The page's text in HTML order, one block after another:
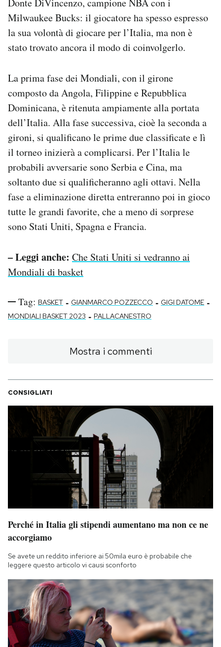
Donte DiVincenzo, campione NBA con i
Milwaukee Bucks: il giocatore ha spesso espresso
la sua volontà di giocare per l’Italia, ma non è
stato trovato ancora il modo di coinvolgerlo.
La prima fase dei Mondiali, con il girone
composto da Angola, Filippine e Repubblica
Dominicana, è ritenuta ampiamente alla portata
dell’Italia. Alla fase successiva, cioè la seconda a
gironi, si qualificano le prime due classificate e lì
il torneo inizierà a complicarsi. Per l’Italia le
probabili avversarie sono Serbia e Cina, ma
soltanto due si qualificheranno agli ottavi. Nella
fase a eliminazione diretta entreranno poi in gioco
tutte le grandi favorite, che a meno di sorprese
sono Stati Uniti, Spagna e Francia.
– Leggi anche: Che Stati Uniti si vedranno ai
Mondiali di basket
Tag: BASKET - GIANMARCO POZZECCO - GIGI DATOME -
MONDIALI BASKET 2023 - PALLACANESTRO
Mostra i commenti
CONSIGLIATI
Perché in Italia gli stipendi aumentano ma non ce ne
accorgiamo
Se avete un reddito inferiore ai 50mila euro è probabile che
leggere questo articolo vi causi sconforto